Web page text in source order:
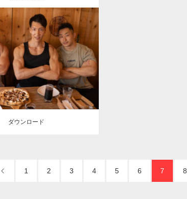
2024.06.20
ザ屋のマッチョ（方南町）
AKIHITO(細マッチョ)
外資系筋肉 肩
方南町（東
京）
ダウンロード
1 2 3 4 5 6 7 8